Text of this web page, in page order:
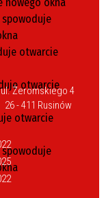
ul. Żeromskiego 4
26 - 411 Rusinów